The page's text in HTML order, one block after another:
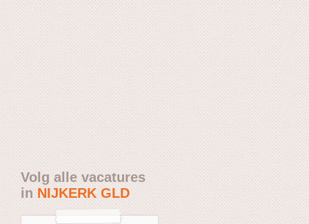
Volg alle vacatures
inNIJKERK GLD